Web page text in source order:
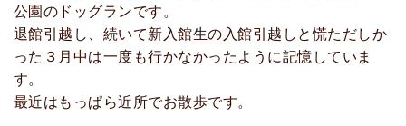
公園のドッグランです。
退館引越し、続いて新入館生の入館引越しと慌ただしか
った３月中は一度も行かなかったように記憶していま
す。
最近はもっぱら近所でお散歩です。